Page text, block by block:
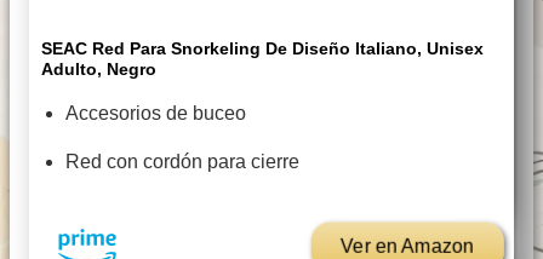
SEAC Red Para Snorkeling De Diseño Italiano, Unisex
Adulto, Negro
Accesorios de buceo
Red con cordón para cierre
Ver en Amazon